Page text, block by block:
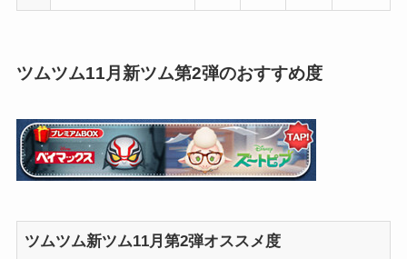
ツムツム11月新ツム第2弾のおすすめ度
ツムツム新ツム11月第2弾オススメ度